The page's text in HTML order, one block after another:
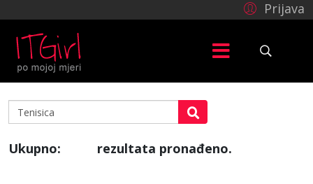
Prijava
Ukupno: rezultata pronađeno.